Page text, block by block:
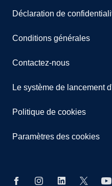
Déclaration de
Conditions générales
Contactez-nous
Le système de lancement
Politique de cookies
Paramètres des cookies